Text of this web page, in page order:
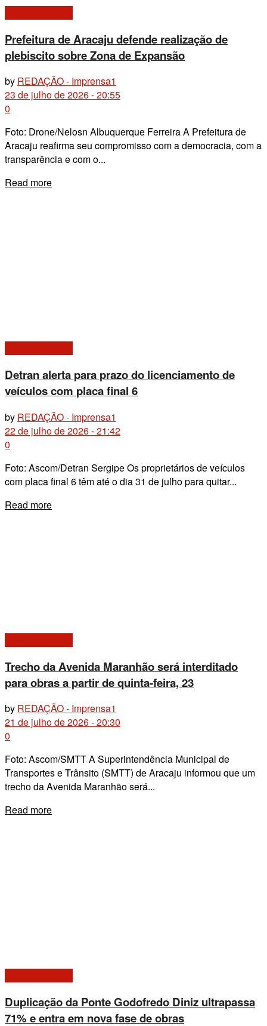
Prefeitura de Aracaju defende realização de
plebiscito sobre Zona de Expansão
by REDAÇÃO - Imprensa1
23 de julho de 2026 - 20:55
0
Foto: Drone/Nelosn Albuquerque Ferreira A Prefeitura de
Aracaju reafirma seu compromisso com a democracia, com a
transparência e com o...
Read moreDetails
Detran alerta para prazo do licenciamento de
veículos com placa final 6
by REDAÇÃO - Imprensa1
22 de julho de 2026 - 21:42
0
Foto: Ascom/Detran Sergipe Os proprietários de veículos
com placa final 6 têm até o dia 31 de julho para quitar...
Read moreDetails
Trecho da Avenida Maranhão será interditado
para obras a partir de quinta-feira, 23
by REDAÇÃO - Imprensa1
21 de julho de 2026 - 20:30
0
Foto: Ascom/SMTT A Superintendência Municipal de
Transportes e Trânsito (SMTT) de Aracaju informou que um
trecho da Avenida Maranhão será...
Read moreDetails
Duplicação da Ponte Godofredo Diniz ultrapassa
71% e entra em nova fase de obras